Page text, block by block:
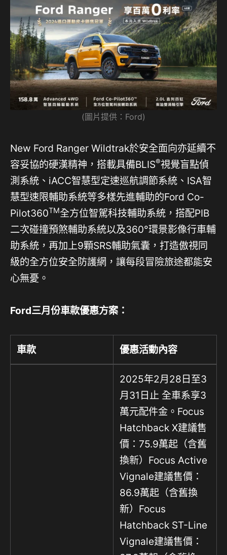
(圖片提供：Ford)
New Ford Ranger Wildtrak於安全面向亦延續不
容妥協的硬漢精神，搭載具備BLIS®視覺盲點偵
測系統、iACC智慧型定速巡航調節系統、ISA智
慧型速限輔助系統等多樣先進輔助的Ford Co-
Pilot360TM全方位智駕科技輔助系統，搭配PIB
二次碰撞預煞輔助系統以及360°環景影像行車輔
助系統，再加上9顆SRS輔助氣囊，打造傲視同
級的全方位安全防護網，讓每段冒險旅途都能安
心無憂。
Ford三月份車款優惠方案：
車款 優惠活動內容
2025年2月28日至3
月31日止 全車系享3
萬元配件金。Focus
Hatchback X建議售
價：75.9萬起（含舊
換新）Focus Active
Vignale建議售價：
86.9萬起（含舊換
新）Focus
Hatchback ST-Line
Vignale建議售價：